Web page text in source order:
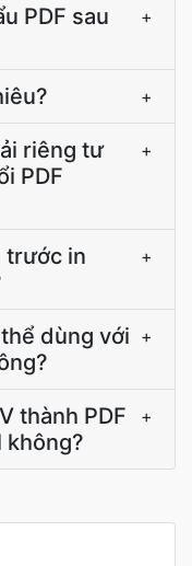
PDF sau
+
+
riêng tư
PDF
+
trước in
+
dùng với +
thành PDF
không?
+